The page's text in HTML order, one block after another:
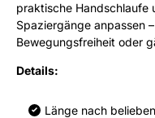
praktische Handschlaufe
Spaziergänge anpassen
Bewegungsfreiheit oder
Details:
Länge nach